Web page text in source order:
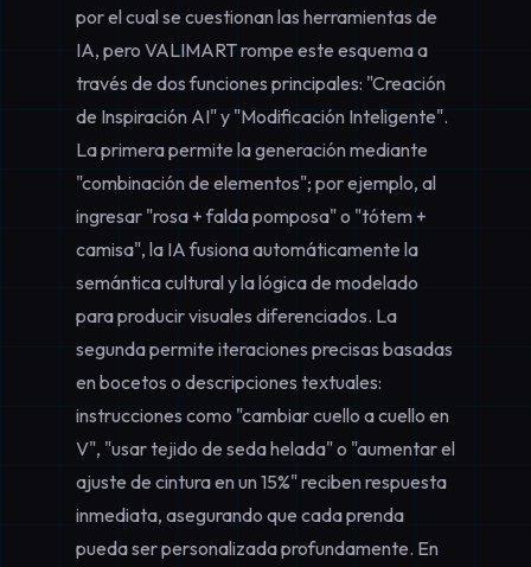
por el cual se cuestionan las herramientas de
IA, pero VALIMART rompe este esquema a
través de dos funciones principales: "Creación
de Inspiración AI" y "Modificación Inteligente".
La primera permite la generación mediante
"combinación de elementos"; por ejemplo, al
ingresar "rosa + falda pomposa" o "tótem +
camisa", la IA fusiona automáticamente la
semántica cultural y la lógica de modelado
para producir visuales diferenciados. La
segunda permite iteraciones precisas basadas
en bocetos o descripciones textuales:
instrucciones como "cambiar cuello a cuello en
V", "usar tejido de seda helada" o "aumentar el
ajuste de cintura en un 15%" reciben respuesta
inmediata, asegurando que cada prenda
pueda ser personalizada profundamente. En